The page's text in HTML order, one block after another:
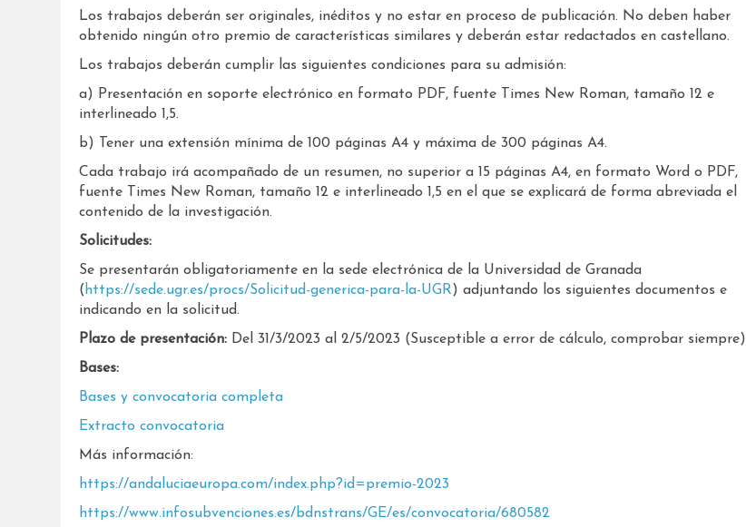
Los trabajos deberán ser originales, inéditos y no estar en proceso de publicación. No deben haber
obtenido ningún otro premio de características similares y deberán estar redactados en castellano.
Los trabajos deberán cumplir las siguientes condiciones para su admisión:
a) Presentación en soporte electrónico en formato PDF, fuente Times New Roman, tamaño 12 e
interlineado 1,5.
b) Tener una extensión mínima de 100 páginas A4 y máxima de 300 páginas A4.
Cada trabajo irá acompañado de un resumen, no superior a 15 páginas A4, en formato Word o PDF,
fuente Times New Roman, tamaño 12 e interlineado 1,5 en el que se explicará de forma abreviada el
contenido de la investigación.
Solicitudes:
Se presentarán obligatoriamente en la sede electrónica de la Universidad de Granada
( https://sede.ugr.es/procs/Solicitud-generica-para-la-UGR) adjuntando los siguientes documentos e
indicando en la solicitud.
Plazo de presentación:Del 31/3/2023 al 2/5/2023 (Susceptible a error de cálculo, comprobar siempre)
Bases:
Bases y convocatoria completa
Extracto convocatoria
Más información:
https://andaluciaeuropa.com/index.php?id=premio-2023
https://www.infosubvenciones.es/bdnstrans/GE/es/convocatoria/680582